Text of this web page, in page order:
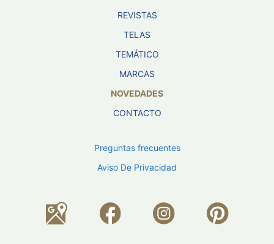
REVISTAS
TELAS
TEMÁTICO
MARCAS
NOVEDADES
CONTACTO
Preguntas frecuentes
Aviso De Privacidad